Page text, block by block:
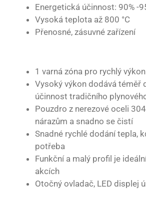
Energetická účinnost: 90% -
Vysoká teplota až 800 °C
Přenosné, zásuvné zařízení
1 varná zóna pro rychlý výkon
Vysoký výkon dodává téměř
účinnost tradičního
Pouzdro z nerezové oceli
nárazům a snadno se čistí
Snadné rychlé dodání tepla,
potřeba
Funkční a malý profil je
akcích
Otočný ovladač, LED displej